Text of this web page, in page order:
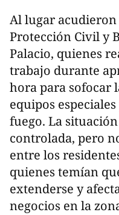
Al lugar acudieron
Protección Civil y
Palacio, quienes
trabajo durante
hora para sofocar
equipos
fuego. La
controlada, pero
entre los
quienes temían
extenderse y
negocios en la